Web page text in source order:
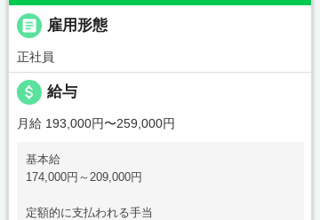
 雇用形態
正社員
attach_money 給与
月給 193,000円〜259,000円
基本給
174,000円～209,000円
定額的に支払われる手当